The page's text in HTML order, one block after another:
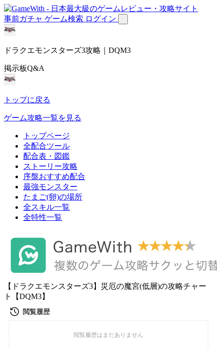
事前ガチャ ゲーム検索 ログイン
ドラクエモンスターズ3攻略｜DQM3
掲示板Q&A
トップに戻る
ゲーム攻略一覧を見る
トップページ
全配合ツール
配合表・図鑑
ストーリー攻略
序盤おすすめ配合
最強モンスター
たまご(卵)の場所
全スキル一覧
全特性一覧
【ドラクエモンスターズ3】災厄の魔宮(低層)の攻略チャー
ト【DQM3】